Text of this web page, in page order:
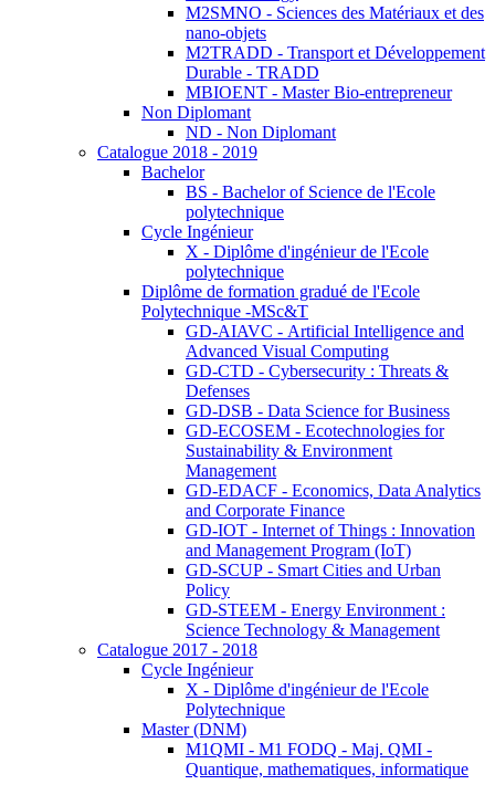
M2SMNO - Sciences des Matériaux et des
nano-objets
M2TRADD - Transport et Développement
Durable - TRADD
MBIOENT - Master Bio-entrepreneur
Non Diplomant
ND - Non Diplomant
Catalogue 2018 - 2019
Bachelor
BS - Bachelor of Science de l'Ecole
polytechnique
Cycle Ingénieur
X - Diplôme d'ingénieur de l'Ecole
polytechnique
Diplôme de formation gradué de l'Ecole
Polytechnique -MSc&T
GD-AIAVC - Artificial Intelligence and
Advanced Visual Computing
GD-CTD - Cybersecurity : Threats &
Defenses
GD-DSB - Data Science for Business
GD-ECOSEM - Ecotechnologies for
Sustainability & Environment
Management
GD-EDACF - Economics, Data Analytics
and Corporate Finance
GD-IOT - Internet of Things : Innovation
and Management Program (IoT)
GD-SCUP - Smart Cities and Urban
Policy
GD-STEEM - Energy Environment :
Science Technology & Management
Catalogue 2017 - 2018
Cycle Ingénieur
X - Diplôme d'ingénieur de l'Ecole
Polytechnique
Master (DNM)
M1QMI - M1 FODQ - Maj. QMI -
Quantique, mathematiques, informatique